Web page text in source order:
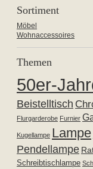
Sortiment
Möbel
Wohnaccessoires
Themen
50er-
Beistelltisch
Flurgarderobe Furnier
Kugellampe Lampe
Pendellampe
Schreibtischlampe